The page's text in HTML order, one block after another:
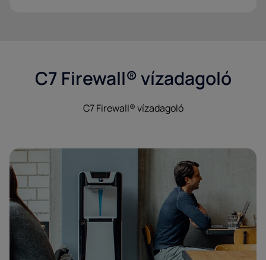
C7 Firewall® vízadagoló
C7 Firewall® vízadagoló